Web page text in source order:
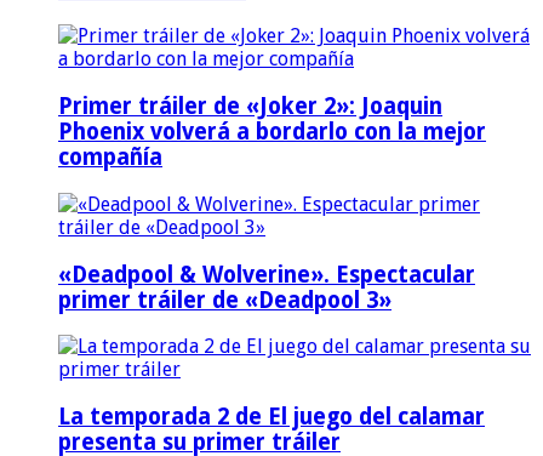
Primer tráiler de «Joker 2»: Joaquin
Phoenix volverá a bordarlo con la mejor
compañía
«Deadpool & Wolverine». Espectacular
primer tráiler de «Deadpool 3»
La temporada 2 de El juego del calamar
presenta su primer tráiler